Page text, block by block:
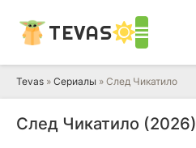
TEVAS
Tevas » Сериалы » След Чикатило
След Чикатило (2026)